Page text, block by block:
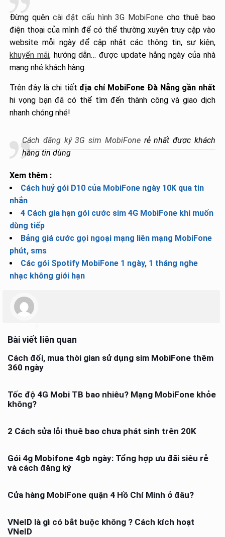
Đừng quên cài đặt cấu hình 3G MobiFone cho thuê bao
điện thoại của mình để có thể thường xuyên truy cập vào
website mỗi ngày để cập nhật các thông tin, sự kiện,
khuyến mãi, hướng dẫn… được update hằng ngày của nhà
mạng nhé khách hàng.
Trên đây là chi tiết địa chỉ MobiFone Đà Nẵng gần nhất
hi vọng bạn đã có thể tìm đến thành công và giao dịch
nhanh chóng nhé!
Cách đăng ký 3G sim MobiFonerẻ nhất được khách
hàng tin dùng
Xem thêm :
Cách huỷ gói D10 của MobiFone ngày 10K qua tin
nhắn
4 Cách gia hạn gói cước sim 4G MobiFone khi muốn
dùng tiếp
Bảng giá cước gọi ngoại mạng liên mạng MobiFone
phút, sms
Các gói Spotify MobiFone 1 ngày, 1 tháng nghe
nhạc không giới hạn
Bài viết liên quan
Cách đổi, mua thời gian sử dụng sim MobiFone thêm
360 ngày
Tốc độ 4G Mobi TB bao nhiêu? Mạng MobiFone khỏe
không?
2 Cách sửa lỗi thuê bao chưa phát sinh trên 20K
Gói 4g Mobifone 4gb ngày: Tổng hợp ưu đãi siêu rẻ
và cách đăng ký
Cửa hàng MobiFone quận 4 Hồ Chí Minh ở đâu?
VNeID là gì có bắt buộc không ? Cách kích hoạt
VNeID